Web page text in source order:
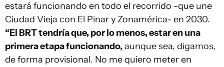
estará funcionando en todo el recorrido -que une
Ciudad Vieja con El Pinar y Zonamérica- en 2030.
“El BRT tendría que, por lo menos, estar en una
primera etapa funcionando, aunque sea, digamos,
de forma provisional. No me quiero meter en